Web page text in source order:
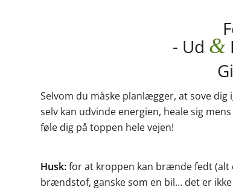
- Ud &
Selvom du måske planlægger, at sove
selv kan udvinde energien, heale sig
føle dig på toppen hele vejen!
Husk:for at kroppen kan brænde fedt
brændstof, ganske som en bil… det er